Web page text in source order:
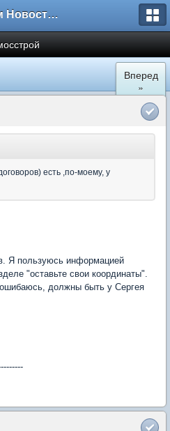
Форум Новостройки
Вперед
»
есть ,по-моему, у
Я пользуюсь информацией
"оставьте свои координаты".
должны быть у Сергея